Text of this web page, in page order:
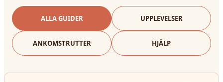
ALLA GUIDER UPPLEVELSER
ANKOMSTRUTTER HJÄLP